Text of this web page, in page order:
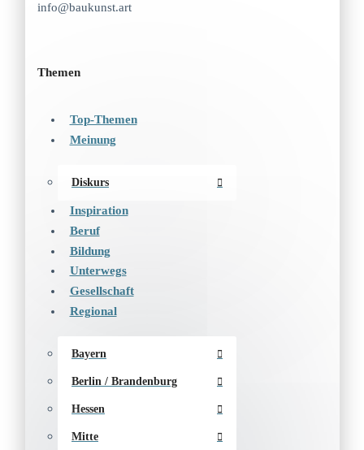
info@baukunst.art
Themen
Top-Themen
Meinung
Diskurs
Inspiration
Beruf
Bildung
Unterwegs
Gesellschaft
Regional
Bayern
Berlin / Brandenburg
Hessen
Mitte